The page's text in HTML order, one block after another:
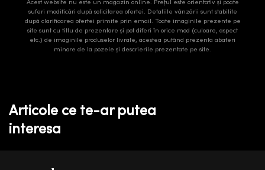
Acest website nu este un magazin online. Prețul este orientativ și poate
suferi modificări după solicitarea ofertei. Detaliile vânzării sunt stabilite
după clarificarea ofertei primite prin email. Toate imaginile prezente pe
site sunt cu titlu de prezentare și pot diferi în orice mod (culoare, aspect
etc.) de imaginile produselor livrate, acestea putând prezenta abateri
minore de la pozele și descrierile prezentate pe site.
Articole ce te-ar putea
interesa